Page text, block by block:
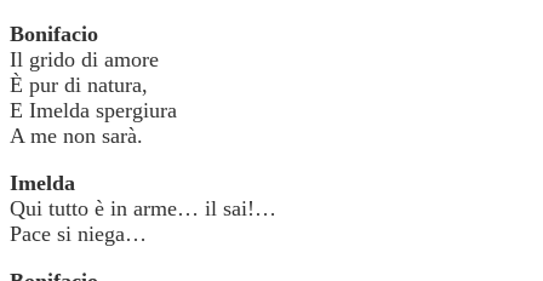
Bonifacio
Il grido di amore
È pur di natura,
E Imelda spergiura
A me non sarà.
Imelda
Qui tutto è in arme… il sai!…
Pace si niega…